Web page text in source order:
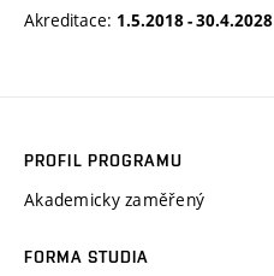
Akreditace: 1.5.2018 - 30.4.2028
PROFIL PROGRAMU
Akademicky zaměřený
FORMA STUDIA